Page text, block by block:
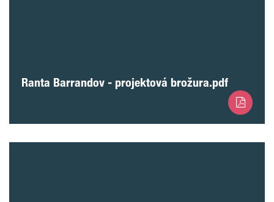
Ranta Barrandov - projektová brožura.pdf